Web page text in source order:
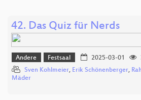
42. Das Quiz für Nerds
Andere Festsaal 2025-03-01
Sven Kohlmeier, Erik Schönenberger,
Mäder